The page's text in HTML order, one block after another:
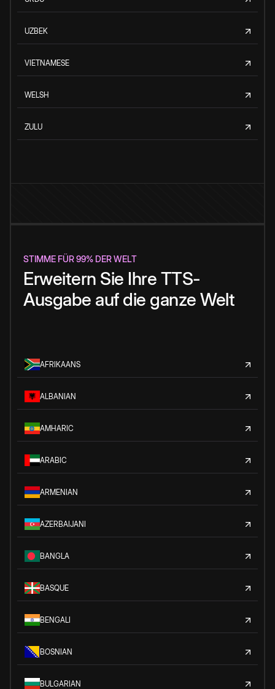
UZBEK
VIETNAMESE
WELSH
ZULU
STIMME FÜR 99% DER WELT
Erweitern Sie Ihre TTS-
Ausgabe auf die ganze Welt
AFRIKAANS
ALBANIAN
AMHARIC
ARABIC
ARMENIAN
AZERBAIJANI
BANGLA
BASQUE
BENGALI
BOSNIAN
BULGARIAN